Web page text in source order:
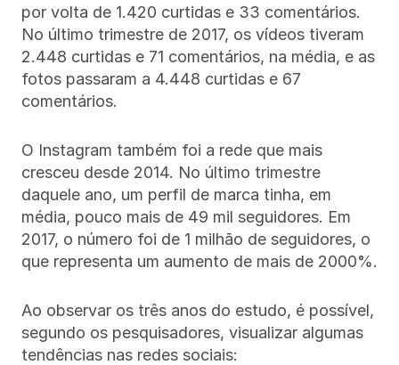
por volta de 1.420 curtidas e 33 comentários.
No último trimestre de 2017, os vídeos tiveram
2.448 curtidas e 71 comentários, na média, e as
fotos passaram a 4.448 curtidas e 67
comentários.
O Instagram também foi a rede que mais
cresceu desde 2014. No último trimestre
daquele ano, um perfil de marca tinha, em
média, pouco mais de 49 mil seguidores. Em
2017, o número foi de 1 milhão de seguidores, o
que representa um aumento de mais de 2000%.
Ao observar os três anos do estudo, é possível,
segundo os pesquisadores, visualizar algumas
tendências nas redes sociais: